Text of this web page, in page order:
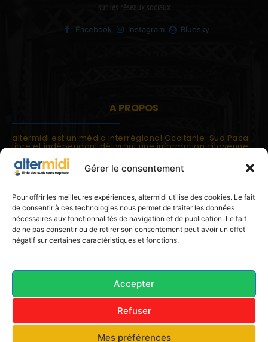
Gérer le consentement
Pour offrir les meilleures expériences, altermidi utilise des cookies. Le fait
de consentir à ces technologies nous permet de traiter les données
nécessaires aux fonctionnalités de navigation et de publication. Le fait
de ne pas consentir ou de retirer son consentement peut avoir un effet
négatif sur certaines caractéristiques et fonctions.
Accepter
Refuser
Mes préférences
sur les réseaux sociaux
Facebook Instagram Bluesky
A PROPOS
altermidi est un média interrégional Occitanie-Sud Paca
libre et indépendant délivrant une information citoyenne
altermidi est ouvert sur les suds, la méditerranée,
l'europe.
altermidi aborde des thématiques globales évaluées à
partir des constats de terrain ou d'analyses à l'échelon
local.
altermidi c'est l'information capitale, sans capitale.
© 2025 altermidi.org - Les amis d'altermidi